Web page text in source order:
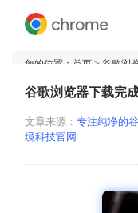
您的位置： 首页 > 谷歌浏
文章来源： 专注纯净的
境科技官网